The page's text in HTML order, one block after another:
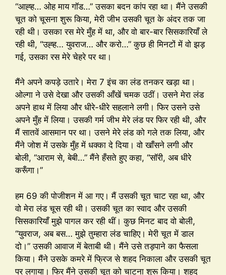
“आह्ह… ओह माय गॉड…” उसका बदन कांप रहा था। मैंने उसकी
चूत को चूसना शुरू किया, मेरी जीभ उसकी चूत के अंदर तक जा
रही थी। उसका रस मेरे मुँह में था, और वो बार-बार सिसकारियाँ ले
रही थी, “उह्ह… युवराज… और करो…” कुछ ही मिनटों में वो झड़
गई, उसका रस मेरे चेहरे पर था।
मैंने अपने कपड़े उतारे। मेरा 7 इंच का लंड तनकर खड़ा था।
ओल्गा ने उसे देखा और उसकी आँखें चमक उठीं। उसने मेरा लंड
अपने हाथ में लिया और धीरे-धीरे सहलाने लगी। फिर उसने उसे
अपने मुँह में लिया। उसकी गर्म जीभ मेरे लंड पर फिर रही थी, और
मैं सातवें आसमान पर था। उसने मेरे लंड को गले तक लिया, और
मैंने जोश में उसके मुँह में धक्का दे दिया। वो खाँसने लगी और
बोली, “आराम से, बेबी…” मैंने हँसते हुए कहा, “सॉरी, अब धीरे
करूँगा।”
हम 69 की पोजीशन में आ गए। मैं उसकी चूत चाट रहा था, और
वो मेरा लंड चूस रही थी। उसकी चूत का स्वाद और उसकी
सिसकारियाँ मुझे पागल कर रही थीं। कुछ मिनट बाद वो बोली,
“युवराज, अब बस… मुझे तुम्हारा लंड चाहिए। मेरी चूत में डाल
दो।” उसकी आवाज में बेताबी थी। मैंने उसे तड़पाने का फैसला
किया। मैंने उसके कमरे में फ्रिज से शहद निकाला और उसकी चूत
पर लगाया। फिर मैंने उसकी चूत को चाटना शुरू किया। शहद